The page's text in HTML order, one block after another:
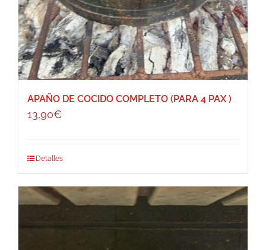
APAÑO DE COCIDO COMPLETO (PARA 4 PAX )
13,90€
Detalles